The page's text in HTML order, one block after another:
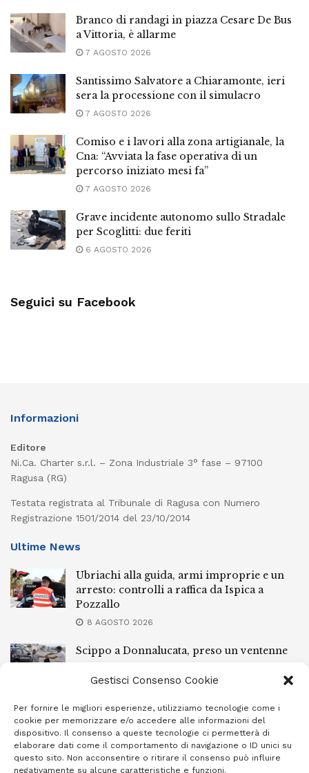
Gestisci Consenso Cookie
Per fornire le migliori esperienze, utilizziamo tecnologie come i
cookie per memorizzare e/o accedere alle informazioni del
dispositivo. Il consenso a queste tecnologie ci permetterà di
elaborare dati come il comportamento di navigazione o ID unici su
questo sito. Non acconsentire o ritirare il consenso può influire
negativamente su alcune caratteristiche e funzioni.
Branco di randagi in piazza Cesare De Bus
a Vittoria, è allarme
7 AGOSTO 2026
Santissimo Salvatore a Chiaramonte, ieri
sera la processione con il simulacro
7 AGOSTO 2026
Comiso e i lavori alla zona artigianale, la
Cna: “Avviata la fase operativa di un
percorso iniziato mesi fa”
7 AGOSTO 2026
Grave incidente autonomo sullo Stradale
per Scoglitti: due feriti
6 AGOSTO 2026
Seguici su Facebook
Informazioni
Editore
Ni.Ca. Charter s.r.l. – Zona Industriale 3° fase – 97100
Ragusa (RG)
Testata registrata al Tribunale di Ragusa con Numero
Registrazione 1501/2014 del 23/10/2014
Ultime News
Ubriachi alla guida, armi improprie e un
arresto: controlli a raffica da Ispica a
Pozzallo
8 AGOSTO 2026
Scippo a Donnalucata, preso un ventenne
8 AGOSTO 2026
Ragusa, arrestato perché non rispettava le
prescrizioni di stare lontano dalla casa
familiare
7 AGOSTO 2026